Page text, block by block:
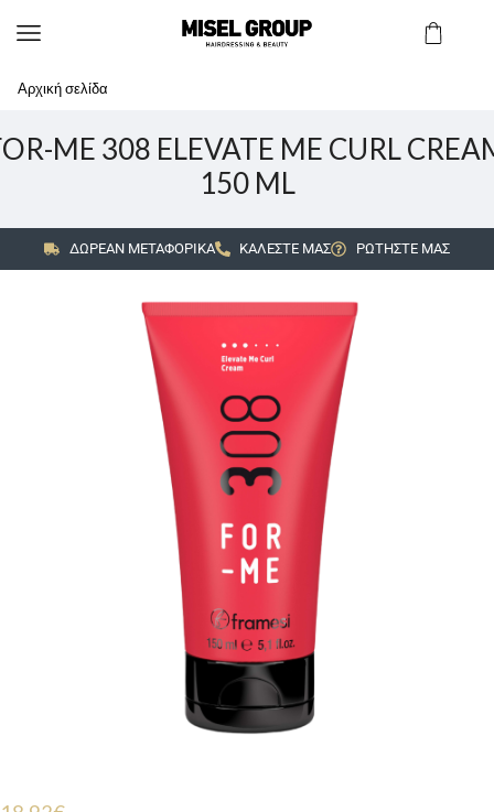
Αρχική σελίδα
ME 308 ELEVATE ME CURL
150 ML
ΔΩΡΕΑΝ ΜΕΤΑΦΟΡΙΚΑ ΚΑΛΕΣΤΕ ΜΑΣ ΡΩΤΗΣΤΕ ΜΑΣ